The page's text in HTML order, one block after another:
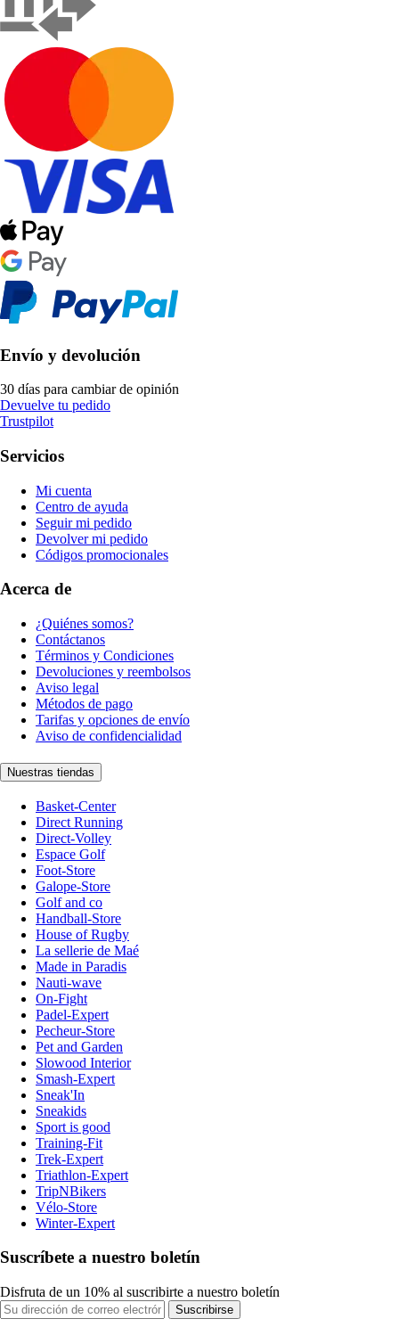
Envío y devolución
30 días para cambiar de opinión
Devuelve tu pedido
Trustpilot
Servicios
Mi cuenta
Centro de ayuda
Seguir mi pedido
Devolver mi pedido
Códigos promocionales
Acerca de
¿Quiénes somos?
Contáctanos
Términos y Condiciones
Devoluciones y reembolsos
Aviso legal
Métodos de pago
Tarifas y opciones de envío
Aviso de confidencialidad
Nuestras tiendas
Basket-Center
Direct Running
Direct-Volley
Espace Golf
Foot-Store
Galope-Store
Golf and co
Handball-Store
House of Rugby
La sellerie de Maé
Made in Paradis
Nauti-wave
On-Fight
Padel-Expert
Pecheur-Store
Pet and Garden
Slowood Interior
Smash-Expert
Sneak'In
Sneakids
Sport is good
Training-Fit
Trek-Expert
Triathlon-Expert
TripNBikers
Vélo-Store
Winter-Expert
Suscríbete a nuestro boletín
Disfruta de un 10% al suscribirte a nuestro boletín
Suscribirse